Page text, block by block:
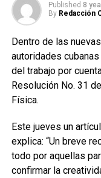
Published 8
By Redacción
Dentro de las
autoridades
del trabajo por
Resolución No. 31
Física.
Este jueves un
explica: “Un breve
todo por aquellas
confirmar la